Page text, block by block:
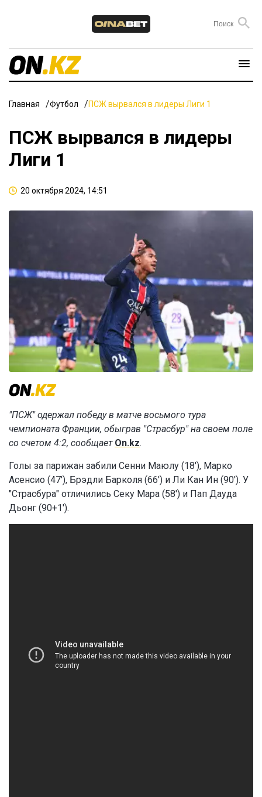
Главная Футбол ПСЖ вырвался в лидеры Лиги 1
ПСЖ вырвался в лидеры
Лиги 1
20 октября 2024, 14:51
"ПСЖ" одержал победу в матче восьмого тура
чемпионата Франции, обыграв "Страсбур" на своем поле
со счетом 4:2, сообщает On.kz.
Голы за парижан забили Сенни Маюлу (18'), Марко
Асенсио (47'), Брэдли Барколя (66') и Ли Кан Ин (90'). У
"Страсбура" отличились Секу Мара (58') и Пап Дауда
Дьонг (90+1').